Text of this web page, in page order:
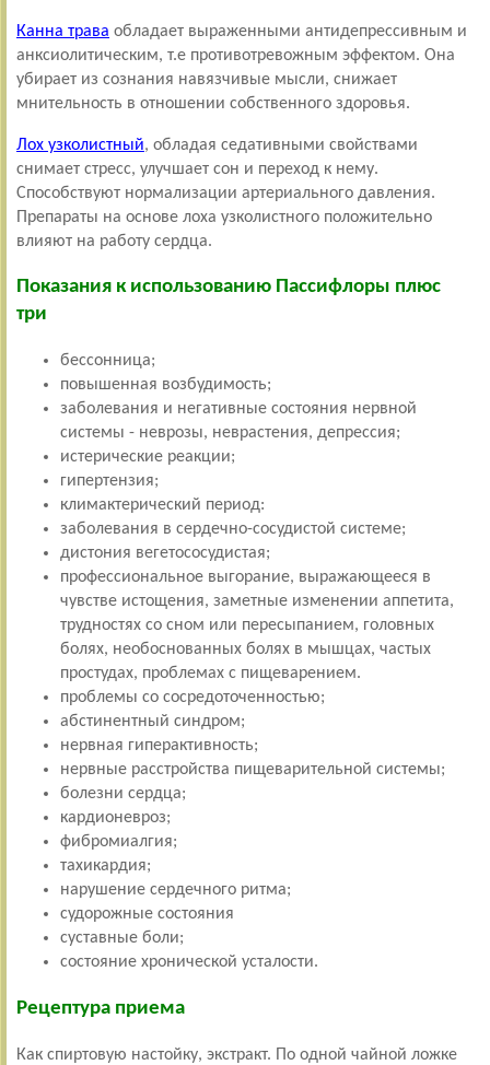
Канна трава обладает выраженными антидепрессивным и
анксиолитическим, т.е противотревожным эффектом. Она
убирает из сознания навязчивые мысли, снижает
мнительность в отношении собственного здоровья.
Лох узколистный, обладая седативными свойствами
снимает стресс, улучшает сон и переход к нему.
Способствуют нормализации артериального давления.
Препараты на основе лоха узколистного положительно
влияют на работу сердца.
Показания к использованию Пассифлоры плюс
три
бессонница;
повышенная возбудимость;
заболевания и негативные состояния нервной
системы - неврозы, неврастения, депрессия;
истерические реакции;
гипертензия;
климактерический период:
заболевания в сердечно-сосудистой системе;
дистония вегетососудистая;
профессиональное выгорание, выражающееся в
чувстве истощения, заметные изменении аппетита,
трудностях со сном или пересыпанием, головных
болях, необоснованных болях в мышцах, частых
простудах, проблемах с пищеварением.
проблемы со сосредоточенностью;
абстинентный синдром;
нервная гиперактивность;
нервные расстройства пищеварительной системы;
болезни сердца;
кардионевроз;
фибромиалгия;
тахикардия;
нарушение сердечного ритма;
судорожные состояния
суставные боли;
состояние хронической усталости.
Рецептура приема
Как спиртовую настойку, экстракт. По одной чайной ложке